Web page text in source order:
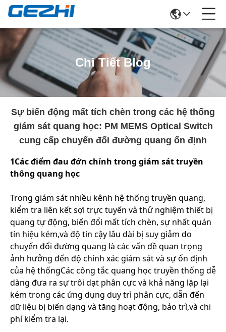
Chi Tiết Blog
Sự biến động mất tích chèn trong các hệ thống
giám sát quang học: PM MEMS Optical Switch
cung cấp chuyển đổi đường quang ổn định
1Các điểm đau đớn chính trong giám sát truyền
thông quang học
Trong giám sát nhiều kênh hệ thống truyền quang,
kiểm tra liên kết sợi trực tuyến và thử nghiệm thiết bị
quang tự động, biến đổi mất tích chèn, sự nhất quán
tín hiệu kém,và độ tin cậy lâu dài bị suy giảm do
chuyển đổi đường quang là các vấn đề quan trọng
ảnh hưởng đến độ chính xác giám sát và sự ổn định
của hệ thốngCác công tắc quang học truyền thống dễ
dàng đưa ra sự trôi dạt phân cực và khả năng lặp lại
kém trong các ứng dụng duy trì phân cực, dẫn đến
dữ liệu bị biến dạng và tăng hoạt động, bảo trì,và chi
phí kiểm tra lại.